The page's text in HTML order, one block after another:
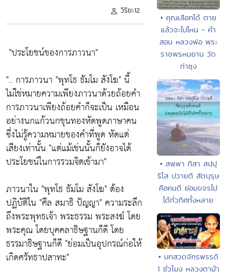
วิริยะ12
"ประโยชน์ของการภาวนา"
".. การภาวนา "พุทโธ ธัมโม สังโฆ"นี้
ไม่ใช่หมายความเพียงภาวนาด้วยถ้อยคำ
การภาวนาเพียงถ้อยคำก็จะเป็น เหมือน
อย่างนกแก้วนกขุนทองหัดพูดภาษาคน
ซึ่งไม่รู้ความหมายของคำที่พูด หัดแต่
เสียงเท่านั้น "แต่แม้เช่นนั้นก็ยังอาจได้
ประโยชน์ในการรวมจิตเข้ามา"
ภาวนาใน "พุทโธ ธัมโม สังโฆ"ต้อง
ปฏิบัติใน "ศีล สมาธิ ปัญญา"ความระลึก
ถึงพระพุทธเจ้า พระธรรม พระสงฆ์ โดย
พระคุณ โดยบุคคลาธิษฐานก็ดี โดย
ธรรมาธิษฐานก็ดี "ย่อมเป็นอุปกรณ์ก่อให้
เกิดศรัทธาปสาทะ"
• คุณเลือกได้ ตาย
แล้วจะไปไหน - คำ
สอน หลวงพ่อ พระ
ราชพรหมยาน วัด
ท่าซุง
• สพฺพา ทิสา สปฺปุ
ริโส ปวายติ สัตบุรุษ
คือคนดี ย่อมขจรไป
ได้ทั่วทิศทั้งหลาย
• บทสวดจักรพรรดิ
1 ชั่วโมง หลวงตาม้า